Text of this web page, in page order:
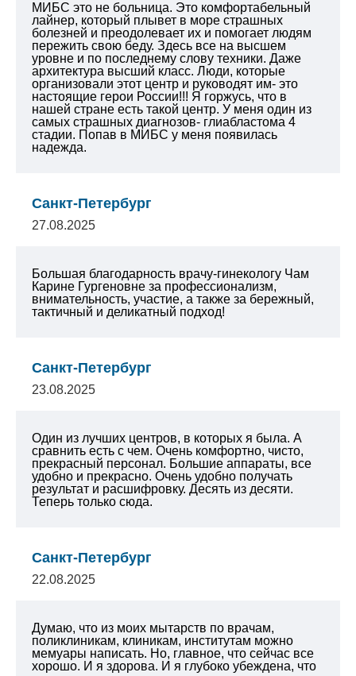
МИБС это не больница. Это комфортабельный
лайнер, который плывет в море страшных
болезней и преодолевает их и помогает людям
пережить свою беду. Здесь все на высшем
уровне и по последнему слову техники. Даже
архитектура высший класс. Люди, которые
организовали этот центр и руководят им- это
настоящие герои России!!! Я горжусь, что в
нашей стране есть такой центр. У меня один из
самых страшных диагнозов- глиабластома 4
стадии. Попав в МИБС у меня появилась
надежда.
Санкт-Петербург
27.08.2025
Большая благодарность врачу-гинекологу Чам
Карине Гургеновне за профессионализм,
внимательность, участие, а также за бережный,
тактичный и деликатный подход!
Санкт-Петербург
23.08.2025
Один из лучших центров, в которых я была. А
сравнить есть с чем. Очень комфортно, чисто,
прекрасный персонал. Большие аппараты, все
удобно и прекрасно. Очень удобно получать
результат и расшифровку. Десять из десяти.
Теперь только сюда.
Санкт-Петербург
22.08.2025
Думаю, что из моих мытарств по врачам,
поликлиникам, клиникам, институтам можно
мемуары написать. Но, главное, что сейчас все
хорошо. И я здорова. И я глубоко убеждена, что